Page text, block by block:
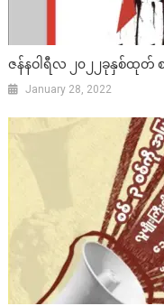
ဇန်နဝါရီလ ၂၀၂၂ခုနှစ်ထုတ်
January 28, 2022